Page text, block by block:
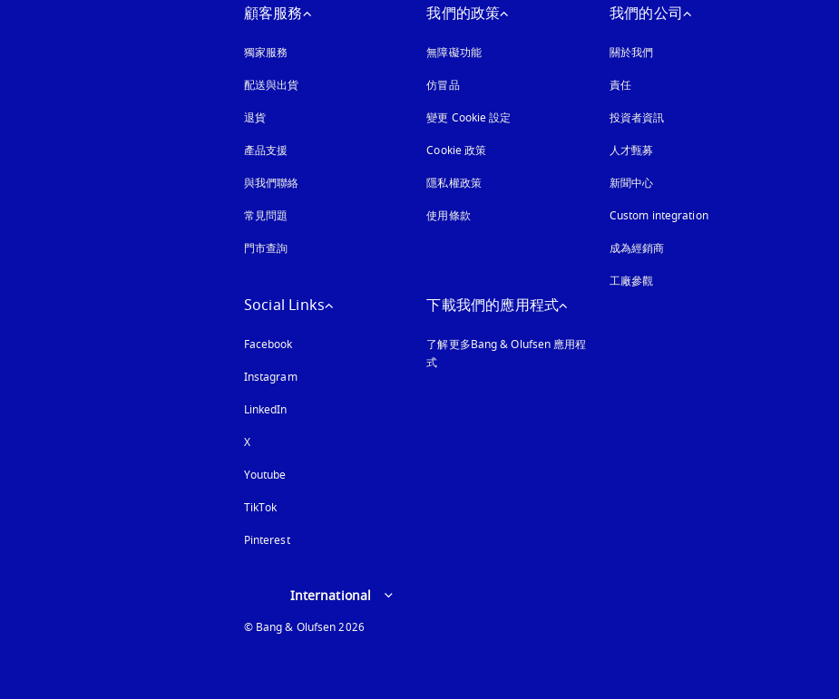
顧客服務
獨家服務
配送與出貨
退貨
產品支援
與我們聯絡
常見問題
門市查詢
我們的政策
無障礙功能以新標籤頁開啟
仿冒品以新標籤頁開啟
變更 Cookie 設定
Cookie 政策
隱私權政策以新標籤頁開啟
使用條款
我們的公司
關於我們
責任
投資者資訊
人才甄募
新聞中心
Custom integration
成為經銷商
工廠參觀
Social Links
Facebook
Instagram以新標籤頁開啟
LinkedIn
X
Youtube
TikTok
Pinterest
下載我們的應用程式
了解更多Bang & Olufsen 應用程
式
Select country and language
International
© Bang & Olufsen 2026